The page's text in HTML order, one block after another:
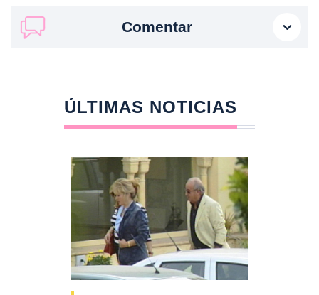
Comentar
ÚLTIMAS NOTICIAS